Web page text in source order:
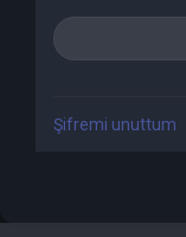
Şifremi unuttum